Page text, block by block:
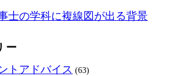
士の学科に複線図が出る背景
ー
トアドバイス (63)